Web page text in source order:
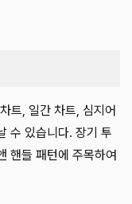
트, 일간 차트, 심지어
수 있습니다. 장기 투
핸들 패턴에 주목하여